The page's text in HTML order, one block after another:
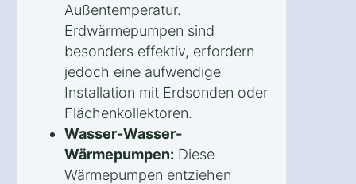
Außentemperatur.
Erdwärmepumpen sind
besonders effektiv, erfordern
jedoch eine aufwendige
Installation mit Erdsonden oder
Flächenkollektoren.
Wasser-Wasser-
Wärmepumpen: Diese
Wärmepumpen entziehen